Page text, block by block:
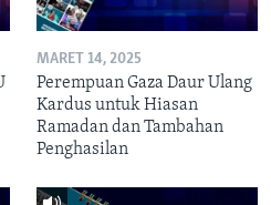
MARET 14, 2025
Perempuan Gaza Daur Ulang
Kardus untuk Hiasan
Ramadan dan Tambahan
Penghasilan